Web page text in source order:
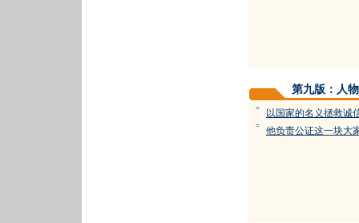
第九版：人物
= 以国家的名义拯救诚
= 他负责公证这一块大